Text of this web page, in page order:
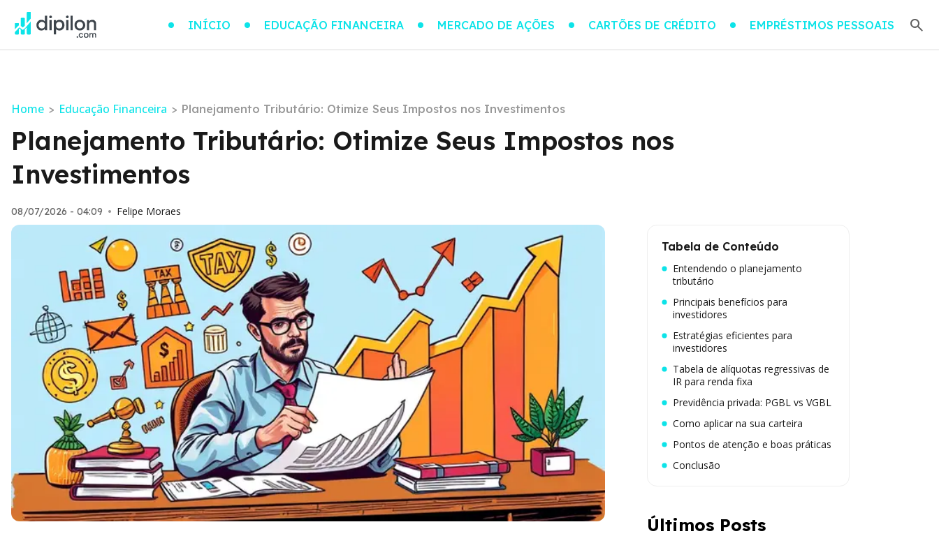
INÍCIO EDUCAÇÃO FINANCEIRA MERCADO DE AÇÕES CARTÕES DE CRÉDITO EMPRÉSTIMOS PESSOAIS
Home > Educação Financeira > Planejamento Tributário: Otimize Seus Impostos nos Investimentos
Planejamento Tributário: Otimize Seus Impostos nos
Investimentos
08/07/2026 - 04:09 • Felipe Moraes
Tabela de Conteúdo
Entendendo o planejamento
tributário
Principais benefícios para
investidores
Estratégias eficientes para
investidores
Tabela de alíquotas regressivas de
IR para renda fixa
Previdência privada: PGBL vs VGBL
Como aplicar na sua carteira
Pontos de atenção e boas práticas
Conclusão
Últimos Posts